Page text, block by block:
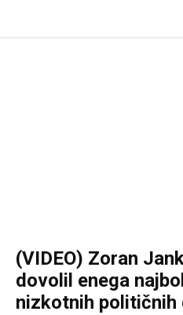
(VIDEO) Zoran
dovolil enega
nizkotnih političnih